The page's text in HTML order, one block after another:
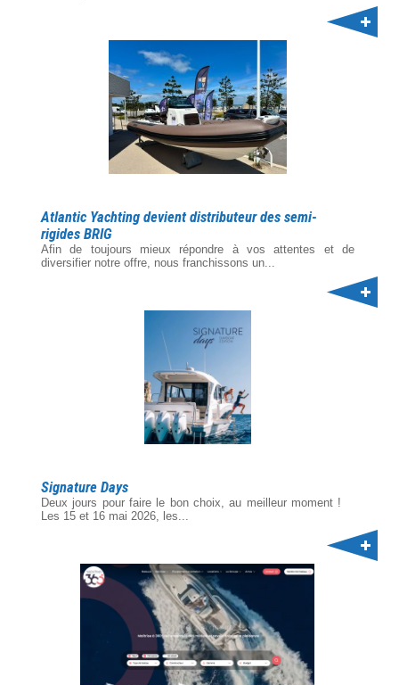
Atlantic Yachting devient distributeur des semi-
rigides BRIG
Afin de toujours mieux répondre à vos attentes et de
diversifier notre offre, nous franchissons un...
Signature Days
Deux jours pour faire le bon choix, au meilleur moment !
Les 15 et 16 mai 2026, les...